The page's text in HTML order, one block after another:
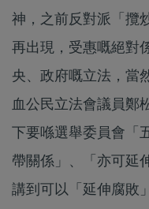
神，之前反對派「攬
再出現，受惠嘅絕對
央、政府嘅立法，當
血公民立法會議員鄭
下要喺選舉委員會「
帶關係」、「亦可延
講到可以「延伸腐敗